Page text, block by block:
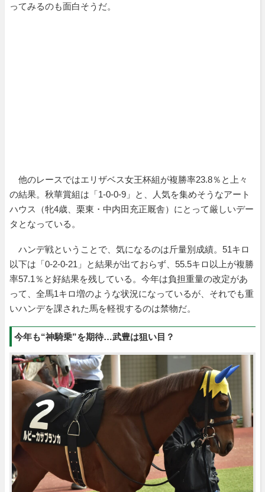
ってみるのも面白そうだ。
他のレースではエリザベス女王杯組が複勝率23.8％と上々
の結果。秋華賞組は「1-0-0-9」と、人気を集めそうなアート
ハウス（牝4歳、栗東・中内田充正厩舎）にとって厳しいデー
タとなっている。
ハンデ戦ということで、気になるのは斤量別成績。51キロ
以下は「0-2-0-21」と結果が出ておらず、55.5キロ以上が複勝
率57.1％と好結果を残している。今年は負担重量の改定があ
って、全馬1キロ増のような状況になっているが、それでも重
いハンデを課された馬を軽視するのは禁物だ。
今年も“神騎乗”を期待…武豊は狙い目？